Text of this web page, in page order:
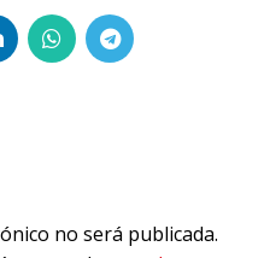
no será publicada.